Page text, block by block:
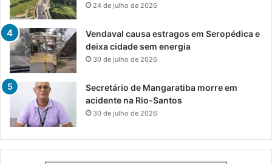
24 de julho de 2026
Vendaval causa estragos em Seropédica e
deixa cidade sem energia
30 de julho de 2026
Secretário de Mangaratiba morre em
acidente na Rio-Santos
30 de julho de 2026